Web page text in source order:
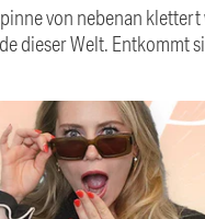
von nebenan
dieser Welt. Entkommt